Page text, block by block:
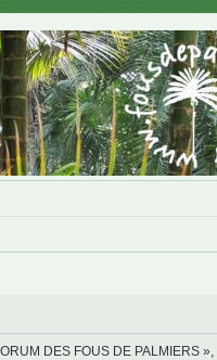
DES FOUS DE PALMIERS